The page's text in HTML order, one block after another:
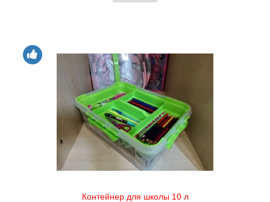
Контейнер для школы 10 л